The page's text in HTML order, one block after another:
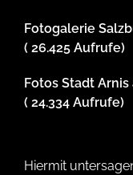
Fotogalerie
( 26.425 Aufrufe)
Fotos Stadt
( 24.334 Aufrufe)
Hiermit